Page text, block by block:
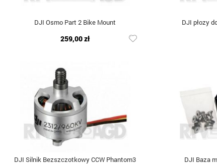
DJI Osmo Part 2 Bike Mount
259,00 zł
DJI płozy
DJI Silnik Bezszczotkowy CCW Phantom3 DJI Baza